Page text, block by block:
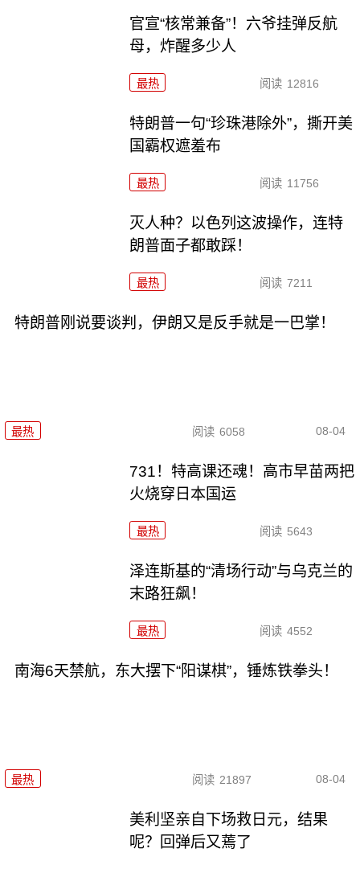
官宣“核常兼备”！六爷挂弹反航
母，炸醒多少人
最热 阅读 12816
特朗普一句“珍珠港除外”，撕开美
国霸权遮羞布
最热 阅读 11756
灭人种？以色列这波操作，连特
朗普面子都敢踩！
最热 阅读 7211
特朗普刚说要谈判，伊朗又是反手就是一巴掌！
最热 阅读 6058 08-04
731！特高课还魂！高市早苗两把
火烧穿日本国运
最热 阅读 5643
泽连斯基的“清场行动”与乌克兰的
末路狂飙！
最热 阅读 4552
南海6天禁航，东大摆下“阳谋棋”，锤炼铁拳头！
最热 阅读 21897 08-04
美利坚亲自下场救日元，结果
呢？回弹后又蔫了